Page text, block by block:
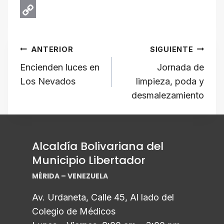
A
b
e
m
r
s
E
ly
Navegación
de
entradas
ANTERIOR
Encienden luces en
Los Nevados
SIGUIENTE
Jornada de
limpieza, poda y
desmalezamiento
Alcaldía Bolivariana del
Municipio Libertador
MÉRIDA – VENEZUELA
Av. Urdaneta, Calle 45, Al lado del
Colegio de Médicos